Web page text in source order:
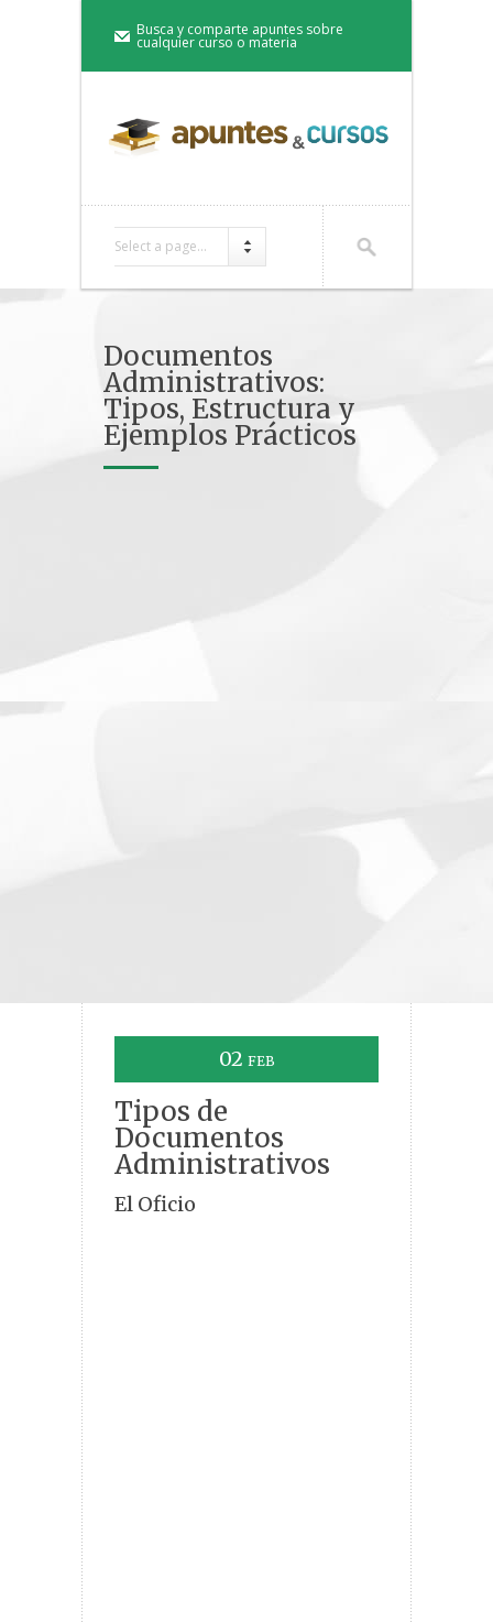
Busca y comparte apuntes sobre
cualquier curso o materia
Select a page...
Documentos
Administrativos:
Tipos, Estructura y
Ejemplos Prácticos
02 FEB
Tipos de
Documentos
Administrativos
El Oficio